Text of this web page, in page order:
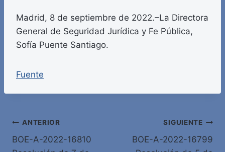
Madrid, 8 de septiembre de 2022.–La Directora
General de Seguridad Jurídica y Fe Pública,
Sofía Puente Santiago.
Fuente
Navegación
de
ANTERIOR
BOE-A-2022-16810
SIGUIENTE
BOE-A-2022-16799